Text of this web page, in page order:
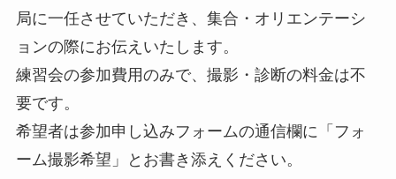
局に一任させていただき、集合・オリエンテーシ
ョンの際にお伝えいたします。
練習会の参加費用のみで、撮影・診断の料金は不
要です。
希望者は参加申し込みフォームの通信欄に「フォ
ーム撮影希望」とお書き添えください。